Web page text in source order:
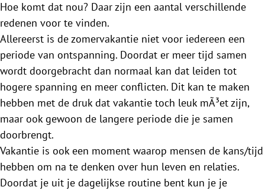
Hoe komt dat nou? Daar zijn een aantal verschillende
redenen voor te vinden.
Allereerst is de zomervakantie niet voor iedereen een
periode van ontspanning. Doordat er meer tijd samen
wordt doorgebracht dan normaal kan dat leiden tot
hogere spanning en meer conflicten. Dit kan te maken
hebben met de druk dat vakantie toch leuk mÃ³et zijn,
maar ook gewoon de langere periode die je samen
doorbrengt.
Vakantie is ook een moment waarop mensen de kans/tijd
hebben om na te denken over hun leven en relaties.
Doordat je uit je dagelijkse routine bent kun je je